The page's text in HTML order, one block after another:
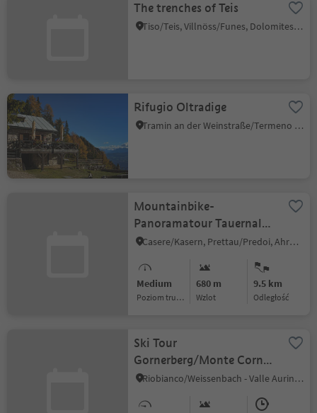
The trenches of Teis
Tiso/Teis, Villnöss/Funes, Dolomites Region Lüsen Villnöss
Rifugio Oltradige
Tramin an der Weinstraße/Termeno sulla Strada del Vino, Alto Adige Wine Road
Mountainbike-
Panoramatour Tauernalm
hut
Casere/Kasern, Prettau/Predoi, Ahrntal/Valle Aurina
Medium
Poziom trudności
680 m
Wzlot
9.5 km
odległość
Ski Tour
Gornerberg/Monte Corno
(Henne) 2,475 m
Riobianco/Weissenbach - Valle Aurina/Ahrntal, Ahrntal/Valle Aurina, Ahrntal/Valle Aurina